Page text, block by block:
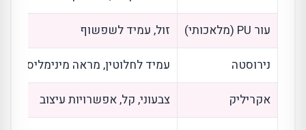
עור PU (מלאכותי) זול, עמיד לשפשוף
נירוסטה עמיד לחלוטין, מראה מינימליסטי
אקריליק צבעוני, קל, אפשרויות עיצוב